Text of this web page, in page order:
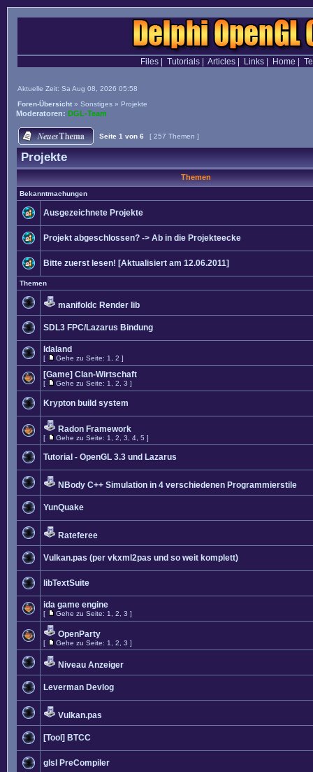
Files| Tutorials| Articles| Links| Home
Aktuelle Zeit: Sa Aug 08, 2026 05:58
Foren-Übersicht » Sonstiges » Projekte
Moderatoren: DGL-Team
Seite 1 von 6 [ 257 Themen ]
Projekte
Themen
Bekanntmachungen
Ausgezeichnete Projekte
Projekt abgeschlossen? -> Ab in die Projekteecke
Bitte zuerst lesen! [Aktualisiert am 12.06.2011]
Themen
manifoldc Render lib
SDL3 FPC/Lazarus Bindung
Idaland
[ Gehe zu Seite: 1 2 ]
[Game] Clan-Wirtschaft
[ Gehe zu Seite: 1 2 3 ]
Krypton build system
Radon Framework
[ Gehe zu Seite: 1 2 3 4 5 ]
Tutorial - OpenGL 3.3 und Lazarus
NBody C++ Simulation in 4 verschiedenen Programmierstile
YunQuake
Rateferee
Vulkan.pas (per vkxml2pas und so weit komplett)
libTextSuite
ida game engine
[ Gehe zu Seite: 1 2 3 ]
OpenParty
[ Gehe zu Seite: 1 2 3 ]
Niveau Anzeiger
Leverman Devlog
Vulkan.pas
[Tool] BTCC
glsl PreCompiler